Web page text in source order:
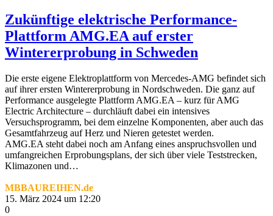
Zukünftige elektrische Performance-
Plattform AMG.EA auf erster
Wintererprobung in Schweden
Die erste eigene Elektroplattform von Mercedes‑AMG befindet sich
auf ihrer ersten Wintererprobung in Nordschweden. Die ganz auf
Performance ausgelegte Plattform AMG.EA – kurz für AMG
Electric Architecture – durchläuft dabei ein intensives
Versuchsprogramm, bei dem einzelne Komponenten, aber auch das
Gesamtfahrzeug auf Herz und Nieren getestet werden.
AMG.EA steht dabei noch am Anfang eines anspruchsvollen und
umfangreichen Erprobungsplans, der sich über viele Teststrecken,
Klimazonen und…
MBBAUREIHEN.de
15. März 2024 um 12:20
0